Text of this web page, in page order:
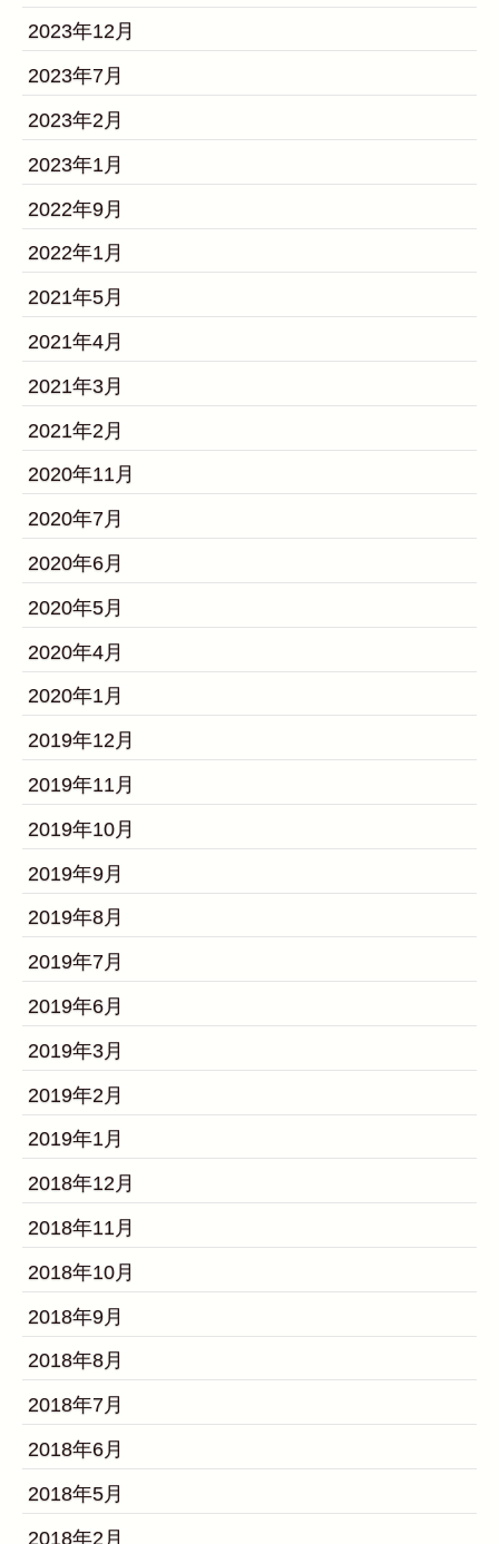
2023年12月
2023年7月
2023年2月
2023年1月
2022年9月
2022年1月
2021年5月
2021年4月
2021年3月
2021年2月
2020年11月
2020年7月
2020年6月
2020年5月
2020年4月
2020年1月
2019年12月
2019年11月
2019年10月
2019年9月
2019年8月
2019年7月
2019年6月
2019年3月
2019年2月
2019年1月
2018年12月
2018年11月
2018年10月
2018年9月
2018年8月
2018年7月
2018年6月
2018年5月
2018年2月